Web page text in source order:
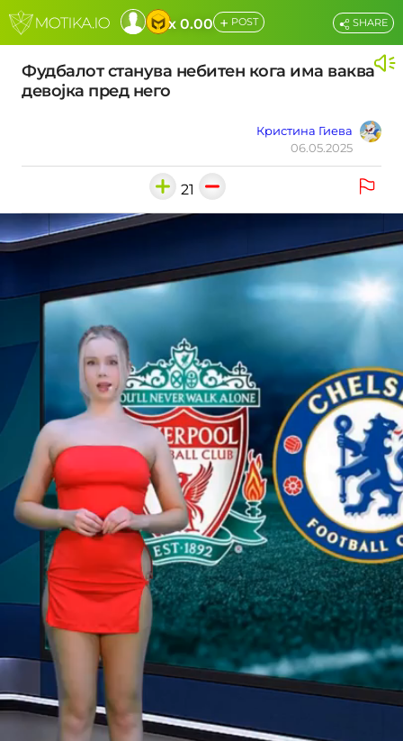
x 0.00 + POST
Фудбалот станува небитен кога има ваква
девојка пред него
Кристина Гиева
06.05.2025
SHARE
21